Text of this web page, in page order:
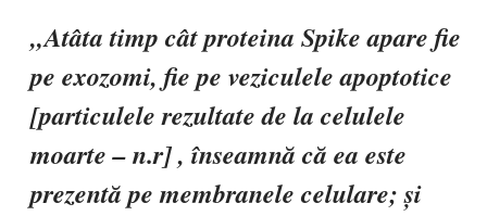
„Atâta timp cât proteina Spike apare fie
pe exozomi, fie pe veziculele apoptotice
[particulele rezultate de la celulele
moarte – n.r], înseamnă că ea este
prezentă pe membranele celulare; și